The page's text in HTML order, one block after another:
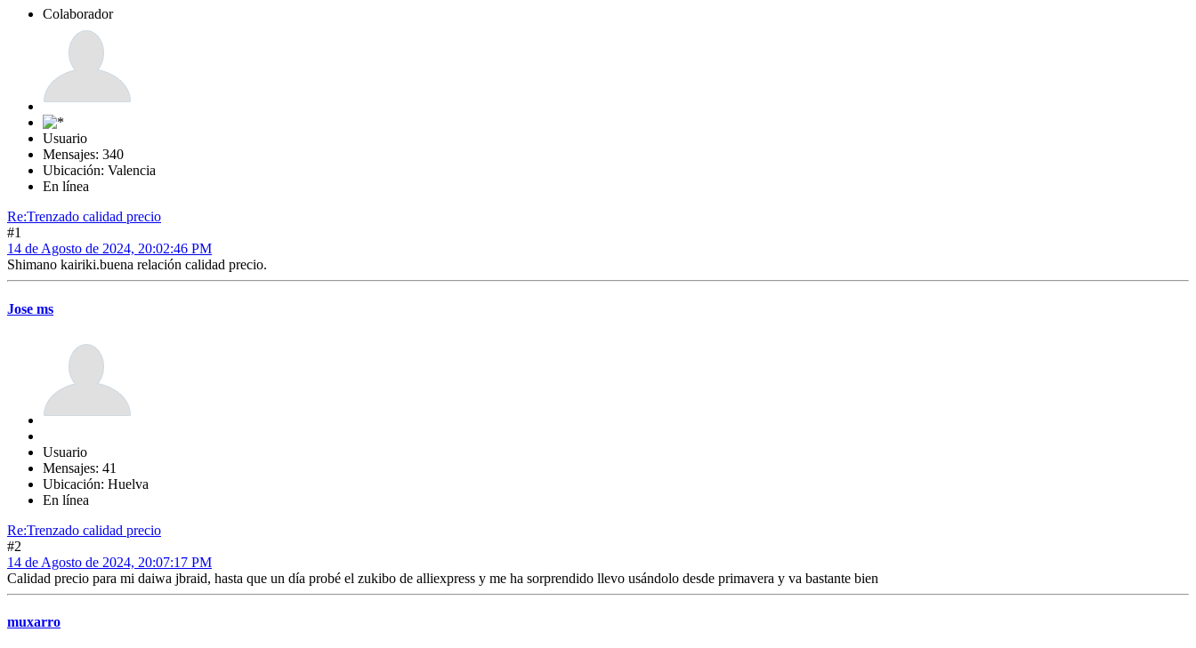
Colaborador
Usuario
Mensajes: 340
Ubicación: Valencia
En línea
Re:Trenzado calidad precio
#1
14 de Agosto de 2024, 20:02:46 PM
Shimano kairiki.buena relación calidad precio.
Jose ms
Usuario
Mensajes: 41
Ubicación: Huelva
En línea
Re:Trenzado calidad precio
#2
14 de Agosto de 2024, 20:07:17 PM
Calidad precio para mi daiwa jbraid, hasta que un día probé el zukibo de alliexpress y me ha sorprendido llevo usándolo desde primavera y va bastante bien
muxarro